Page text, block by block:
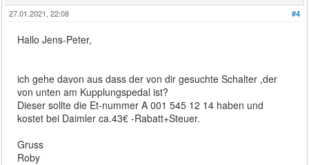
#4
27.01.2021, 22:08
Hallo Jens-Peter,
ich gehe davon aus dass der von dir gesuchte Schalter ,der
von unten am Kupplungspedal ist?
Dieser sollte die Et-nummer A 001 545 12 14 haben und
kostet bei Daimler ca.43€ -Rabatt+Steuer.
Gruss
Roby